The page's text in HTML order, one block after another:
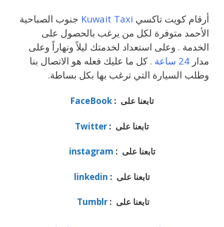
أرقام كويت تاكسي Kuwait Taxi جنوب الصباحية
الأحمد متوفرة لكل من يرغب بالحصول على
الخدمة . وعلى استعداد لخدمتك ليلاً ونهاراً وعلى
مدار
. كل ما عليك فعله هو الاتصال بنا
وطلب السيارة التي ترغب بها بكل بساطة.
تابعنا على : FaceBook
تابعنا على : Twitter
تابعنا على : instagram
تابعنا على : linkedin
تابعنا على :Tumblr